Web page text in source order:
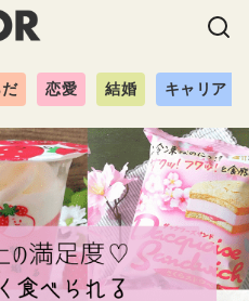
恋愛 結婚 キャリア